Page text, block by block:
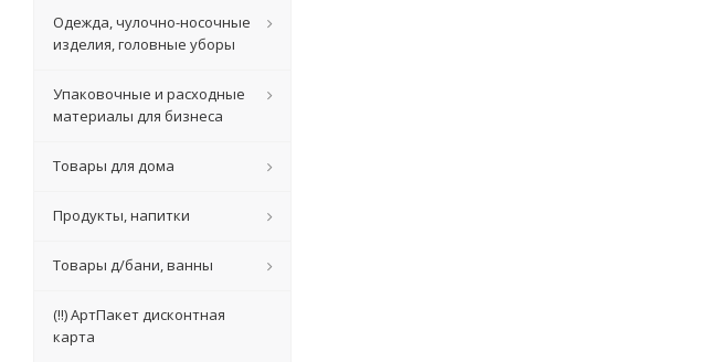
Одежда, чулочно-носочные
изделия, головные уборы
Упаковочные и расходные
материалы для бизнеса
Товары для дома
Продукты, напитки
Товары д/бани, ванны
(!!) АртПакет дисконтная
карта